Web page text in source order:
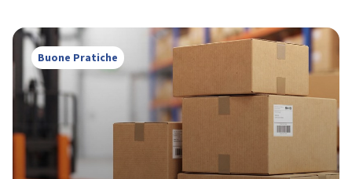
Buone Pratiche